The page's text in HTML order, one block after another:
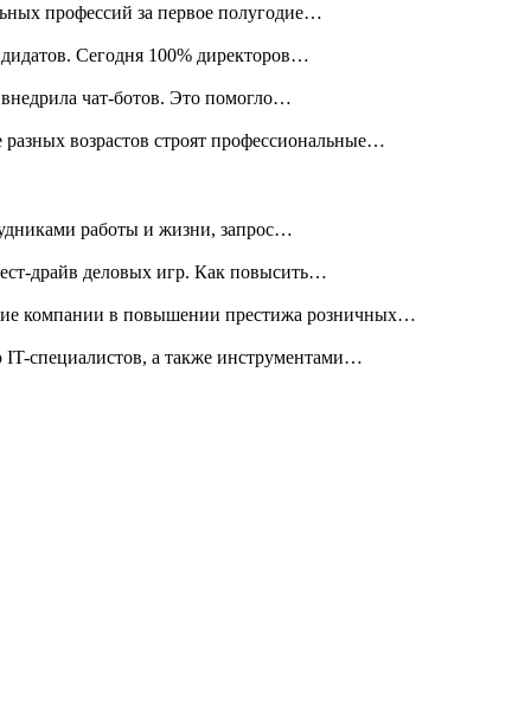
профессий за первое полугодие…
Сегодня 100% директоров…
чат-ботов. Это помогло…
возрастов строят профессиональные…
работы и жизни, запрос…
драйв деловых игр. Как повысить…
компании в повышении престижа розничных…
специалистов, а также инструментами…